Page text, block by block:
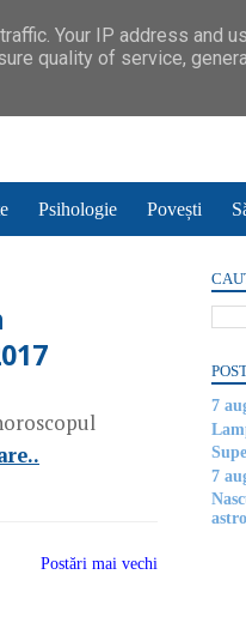
Psihologie Povești
Postări mai vechi
7
7
Your IP address and
quality of service,